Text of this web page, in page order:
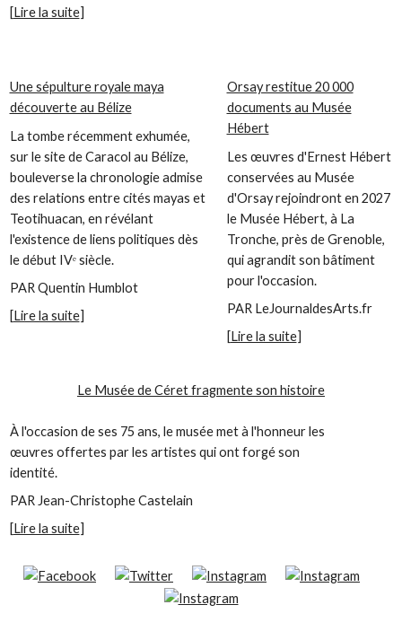
[Lire la suite]
Une sépulture royale maya
découverte au Bélize
La tombe récemment exhumée,
sur le site de Caracol au Bélize,
bouleverse la chronologie admise
des relations entre cités mayas et
Teotihuacan, en révélant
l'existence de liens politiques dès
le début IVᵉ siècle.
PAR Quentin Humblot
[Lire la suite]
Orsay restitue 20 000
documents au Musée
Hébert
Les œuvres d'Ernest Hébert
conservées au Musée
d'Orsay rejoindront en 2027
le Musée Hébert, à La
Tronche, près de Grenoble,
qui agrandit son bâtiment
pour l'occasion.
PAR LeJournaldesArts.fr
[Lire la suite]
Le Musée de Céret fragmente son histoire
À l'occasion de ses 75 ans, le musée met à l'honneur les
œuvres offertes par les artistes qui ont forgé son
identité.
PAR Jean-Christophe Castelain
[Lire la suite]